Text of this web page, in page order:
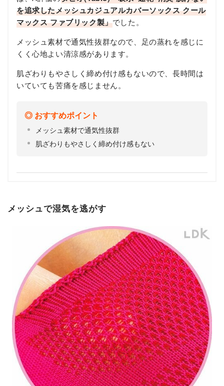
を追求したメッシュカジュアルカバーソックス クール
マックス ファブリック製」でした。
メッシュ素材で通気性抜群なので、足の蒸れを感じに
くく心地よい清涼感があります。
肌ざわりもやさしく締め付け感もないので、長時間は
いていても苦痛を感じません。
おすすめポイント
メッシュ素材で通気性抜群
肌ざわりもやさしく締め付け感もない
メッシュで湿気を逃がす